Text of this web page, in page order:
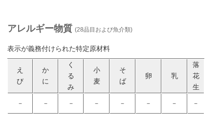
アレルギー物質 (28品目および魚介類)
表示が義務付けられた特定原材料
え
び
か
に
く
る
み
小
麦
そ
ば
卵 乳
落
花
生
－ － － － － － － －